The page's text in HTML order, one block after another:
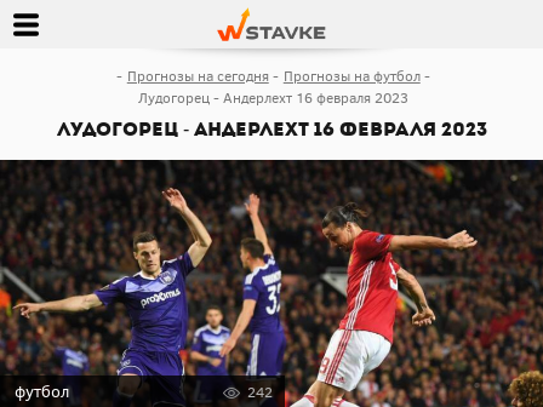
Прогнозы на сегодня
Прогнозы на футбол
Лудогорец - Андерлехт 16 февраля 2023
Лудогорец - Андерлехт 16 февраля 2023
футбол 242